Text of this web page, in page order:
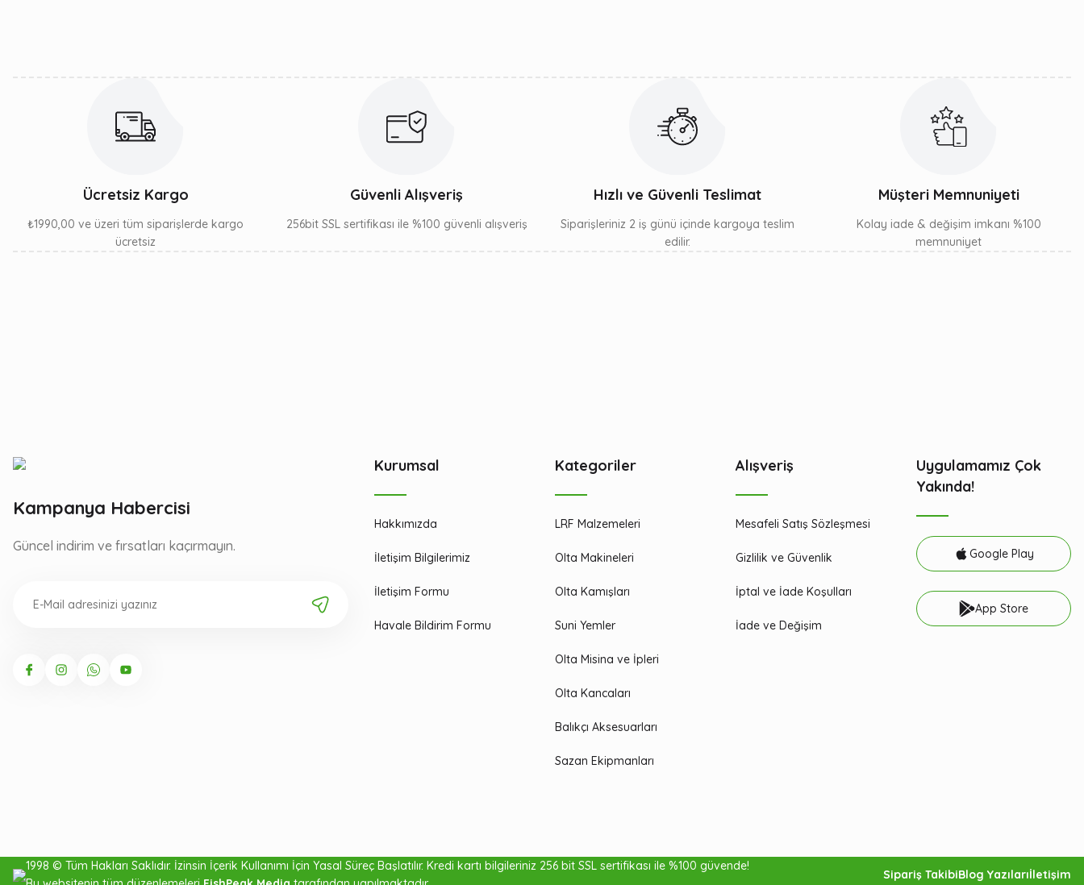
OSKAR Ultra İnvisiline Misina 100mt
₺152,00 Gelince Haber Ver
Ücretsiz Kargo
₺1990,00 ve üzeri tüm siparişlerde kargo
ücretsiz
Güvenli Alışveriş
256bit SSL sertifikası ile %100 güvenli alışveriş
Hızlı ve Güvenli Teslimat
Siparişleriniz 2 iş günü içinde kargoya teslim
edilir.
Müşteri Memnuniyeti
Kolay iade & değişim imkanı %100
memnuniyet
Kampanya Habercisi
Güncel indirim ve fırsatları kaçırmayın.
Kurumsal
Hakkımızda
İletişim Bilgilerimiz
İletişim Formu
Havale Bildirim Formu
Kategoriler
LRF Malzemeleri
Olta Makineleri
Olta Kamışları
Suni Yemler
Olta Misina ve İpleri
Olta Kancaları
Balıkçı Aksesuarları
Sazan Ekipmanları
Alışveriş
Mesafeli Satış Sözleşmesi
Gizlilik ve Güvenlik
İptal ve İade Koşulları
İade ve Değişim
Uygulamamız Çok
Yakında!
Google Play
App Store
1998 © Tüm Hakları Saklıdır. İzinsin İçerik Kullanımı İçin Yasal Süreç Başlatılır. Kredi kartı bilgileriniz 256 bit SSL sertifikası ile %100 güvende!
Sipariş TakibiBlog Yazılarıİletişim